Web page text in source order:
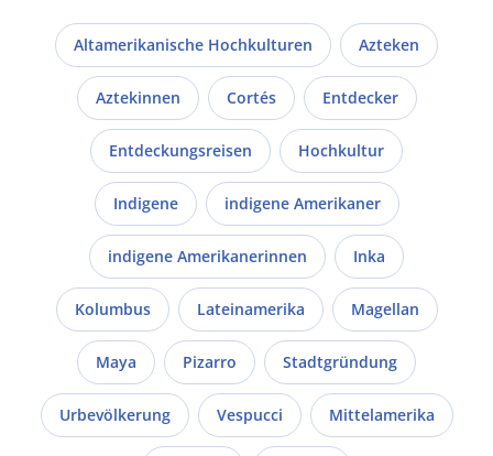
Altamerikanische Hochkulturen Azteken
Aztekinnen Cortés Entdecker
Entdeckungsreisen Hochkultur
Indigene indigene Amerikaner
indigene Amerikanerinnen Inka
Kolumbus Lateinamerika Magellan
Maya Pizarro Stadtgründung
Urbevölkerung Vespucci Mittelamerika